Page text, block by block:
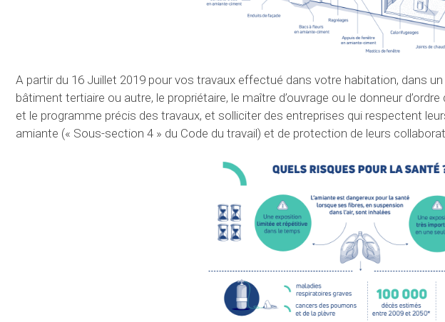
A partir du 16 Juillet 2019 pour vos travaux effectué dans votre habitation, dans
bâtiment tertiaire ou autre, le propriétaire, le maître d’ouvrage ou le donneur d’ordre
et le programme précis des travaux, et solliciter des entreprises qui respectent
amiante (« Sous-section 4 » du Code du travail) et de protection de leurs